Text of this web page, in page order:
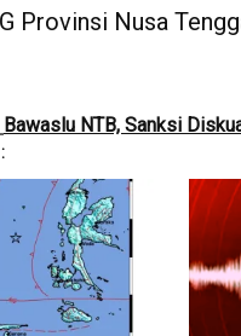
Provinsi Nusa
Bawaslu NTB, Sanksi